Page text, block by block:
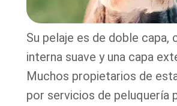
Su pelaje es de doble capa,
interna suave y una capa
Muchos propietarios de
por servicios de peluquería